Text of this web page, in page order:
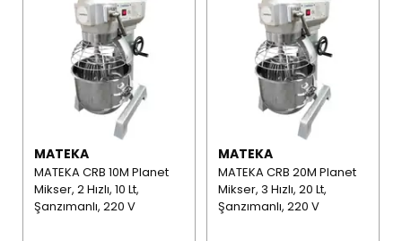
MATEKA
MATEKA CRB 10M Planet
Mikser, 2 Hızlı, 10 Lt,
Şanzımanlı, 220 V
MATEKA
MATEKA CRB 20M Planet
Mikser, 3 Hızlı, 20 Lt,
Şanzımanlı, 220 V